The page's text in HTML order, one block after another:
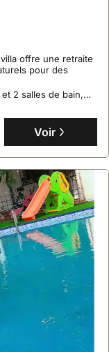
d'Oran, cette villa
8 personnes
privée et de la
Voir
offre une retraite
pour des
2 salles de bain,
installations
sauna.
Voir